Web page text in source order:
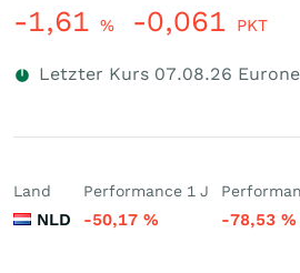
-1,61 % -0,061 PKT
Letzter Kurs 07.08.26
Land
NLD
Performance 1 J
-50,17 % -78,53 %